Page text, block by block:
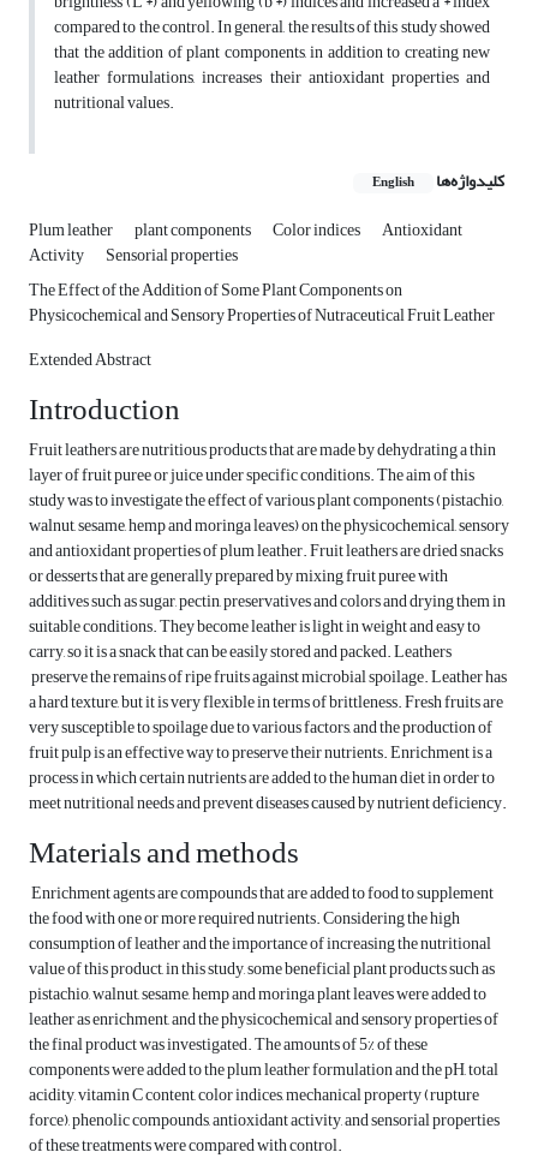
compared to the control. In general, the results of this study showed
that the addition of plant components, in addition to creating new
leather formulations, increases their antioxidant properties and
nutritional values.
کلیدواژه‌ها English
Plum leather plant components Color indices Antioxidant
Activity
Sensorial properties
The Effect of the Addition of Some Plant Components on
Physicochemical and Sensory Properties of Nutraceutical Fruit Leather
Extended Abstract
Introduction
Fruit leathers are nutritious products that are made by dehydrating a thin
layer of fruit puree or juice under specific conditions. The aim of this
study was to investigate the effect of various plant components (pistachio,
walnut, sesame, hemp and moringa leaves) on the physicochemical, sensory
and antioxidant properties of plum leather. Fruit leathers are dried snacks
or desserts that are generally prepared by mixing fruit puree with
additives such as sugar, pectin, preservatives and colors and drying them in
suitable conditions. They become leather is light in weight and easy to
carry, so it is a snack that can be easily stored and packed. Leathers
preserve the remains of ripe fruits against microbial spoilage. Leather has
a hard texture, but it is very flexible in terms of brittleness. Fresh fruits are
very susceptible to spoilage due to various factors, and the production of
fruit pulp is an effective way to preserve their nutrients. Enrichment is a
process in which certain nutrients are added to the human diet in order to
meet nutritional needs and prevent diseases caused by nutrient deficiency.
Materials and methods
Enrichment agents are compounds that are added to food to supplement
the food with one or more required nutrients. Considering the high
consumption of leather and the importance of increasing the nutritional
value of this product, in this study, some beneficial plant products such as
pistachio, walnut, sesame, hemp and moringa plant leaves were added to
leather as enrichment, and the physicochemical and sensory properties of
the final product was investigated. The amounts of 5% of these
components were added to the plum leather formulation and the pH, total
acidity, vitamin C content, color indices, mechanical property (rupture
force), phenolic compounds, antioxidant activity, and sensorial properties
of these treatments were compared with control.